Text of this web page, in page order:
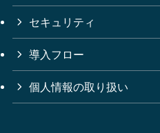
セキュリティ
導入フロー
個人情報の取り扱い